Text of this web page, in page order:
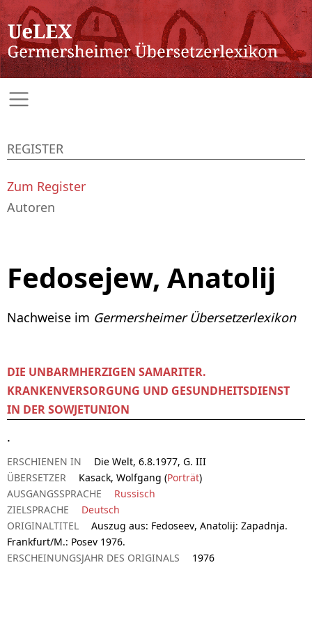
Fedosejew, Anatolij
Nachweise im Germersheimer Übersetzerlexikon
DIE UNBARMHERZIGEN SAMARITER.
KRANKENVERSORGUNG UND GESUNDHEITSDIENST
IN DER SOWJETUNION
.
ERSCHIENEN IN
Die Welt, 6.8.1977, G. III
ÜBERSETZER
Kasack, Wolfgang (Porträt)
AUSGANGSSPRACHE
Russisch
ZIELSPRACHE
Deutsch
ORIGINALTITEL
Auszug aus: Fedoseev, Anatolij: Zapadnja.
Frankfurt/M.: Posev 1976.
ERSCHEINUNGSJAHR DES ORIGINALS
1976
REGISTER
Zum Register
Autoren